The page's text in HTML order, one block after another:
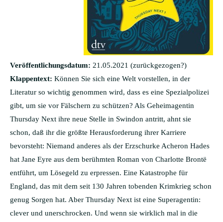
Veröffentlichungsdatum: 21.05.2021 (zurückgezogen?)
Klappentext: Können Sie sich eine Welt vorstellen, in der
Literatur so wichtig genommen wird, dass es eine Spezialpolizei
gibt, um sie vor Fälschern zu schützen? Als Geheimagentin
Thursday Next ihre neue Stelle in Swindon antritt, ahnt sie
schon, daß ihr die größte Herausforderung ihrer Karriere
bevorsteht: Niemand anderes als der Erzschurke Acheron Hades
hat Jane Eyre aus dem berühmten Roman von Charlotte Brontë
entführt, um Lösegeld zu erpressen. Eine Katastrophe für
England, das mit dem seit 130 Jahren tobenden Krimkrieg schon
genug Sorgen hat. Aber Thursday Next ist eine Superagentin:
clever und unerschrocken. Und wenn sie wirklich mal in die